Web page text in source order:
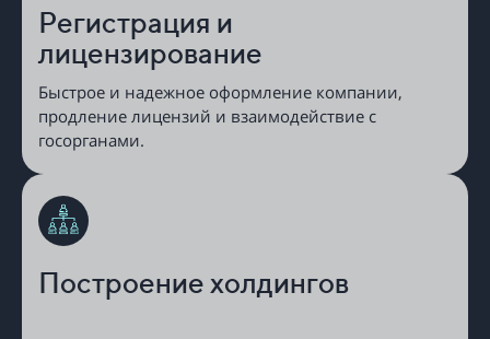
Регистрация и
лицензирование
Быстрое и надежное оформление компании,
продление лицензий и взаимодействие с
госорганами.
Построение холдингов